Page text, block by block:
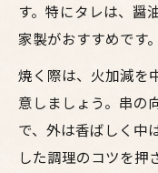
す。特にタレは、醤
家製がおすすめです。
焼く際は、火加減を
意しましょう。串の
で、外は香ばしく中
した調理のコツを押